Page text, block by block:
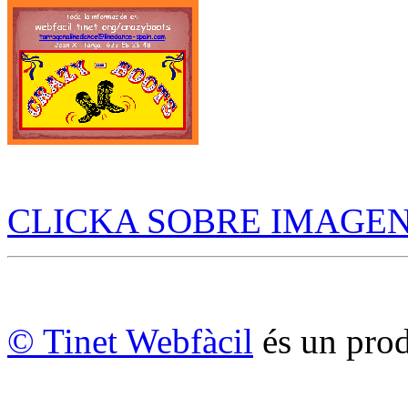
CLICKA SOBRE
© Tinet Webfàcil és un